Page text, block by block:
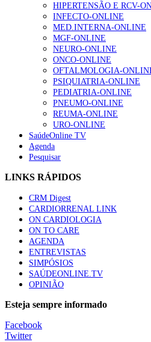
Alguns milhares de utentes
132 visualizações
“Os programas de rastreio
93 visualizações
Quase quatro em cada dez
87 visualizações
Trodelvy aprovado para
61 visualizações
MAIS NOTÍCIAS
Quase 11.900 jovens recorreram
HIPERTENSÃO E RCV-
INFECTO-ONLINE
MED.INTERNA-ONLINE
MGF-ONLINE
NEURO-ONLINE
ONCO-ONLINE
OFTALMOLOGIA-
PSIQUIATRIA-ONLINE
PEDIATRIA-ONLINE
PNEUMO-ONLINE
REUMA-ONLINE
URO-ONLINE
SaúdeOnline TV
Agenda
Pesquisar
LINKS RÁPIDOS
CRM Digest
CARDIORRENAL LINK
ON CARDIOLOGIA
ON TO CARE
AGENDA
ENTREVISTAS
SIMPÓSIOS
SAÚDEONLINE.TV
OPINIÃO
Esteja sempre informado
Facebook
Twitter